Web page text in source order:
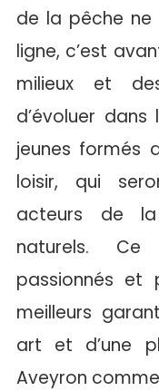
de la pêche
ligne, c’est
milieux et
d’évoluer
jeunes formés
loisir, qui
acteurs de
naturels.
passionnés et
meilleurs
art et d’une
Aveyron